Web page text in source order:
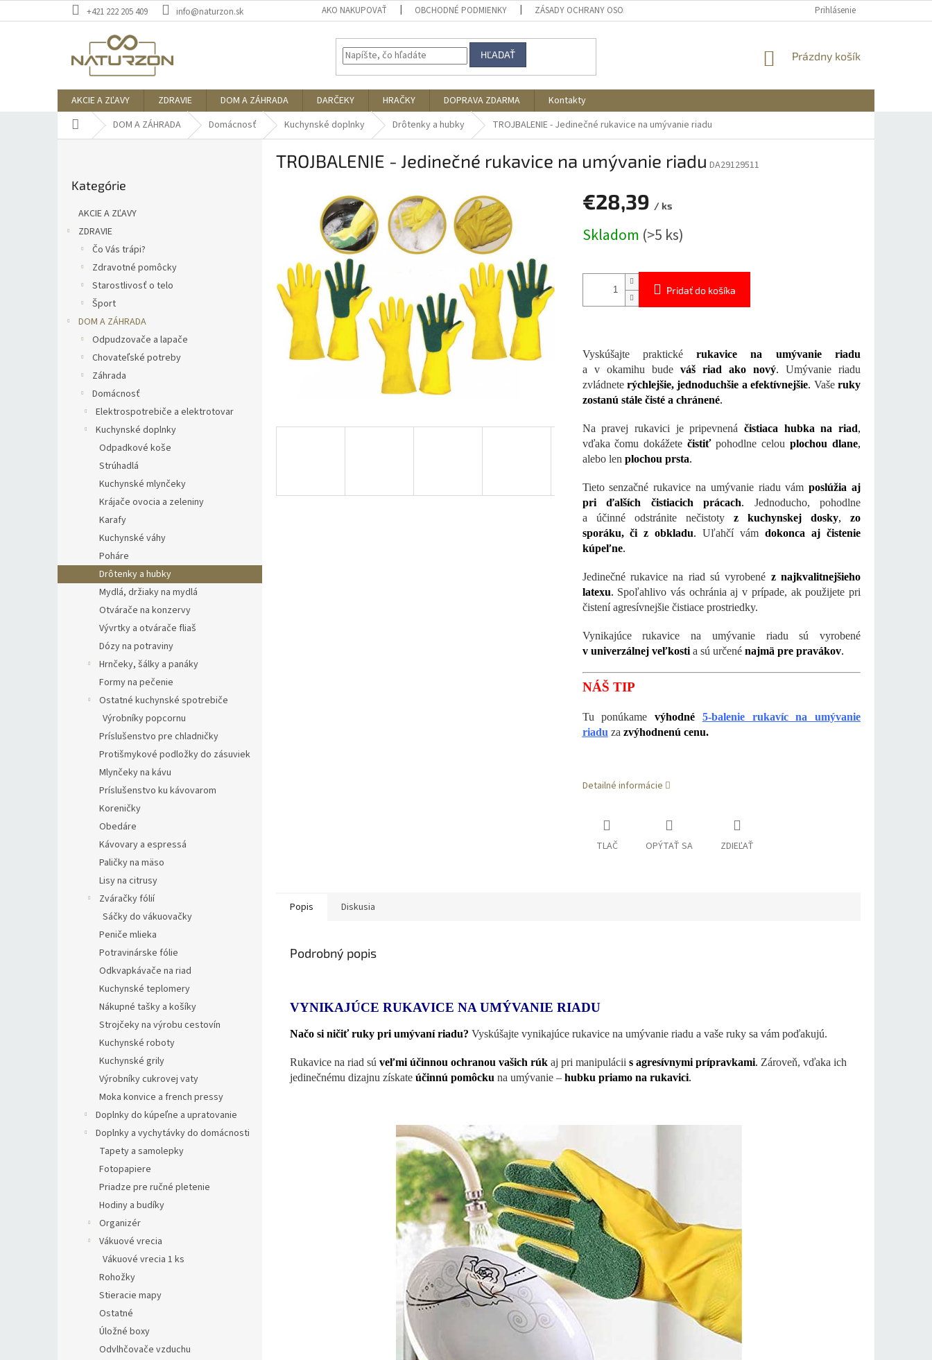
na
+421 222 205 409 info@naturzon.sk AKO NAKUPOVAŤ OBCHODNÉ PODMIENKY ZÁSADY OCHRANY OSOBNÝCH ÚDAJOV REKLAMÁCIA A VRÁTENIE
Prihlásenie
HĽADAŤ
NÁKUPNÝ
Prázdny košík
AKCIE A ZĽAVY ZDRAVIE DOM A ZÁHRADA DARČEKY HRAČKY DOPRAVA ZDARMA
Kontakty
DomovDOM A ZÁHRADA Domácnosť Kuchynské doplnky Drôtenky a hubky TROJBALENIE - Jedinečné rukavice na umývanie riadu
kategórie
Kategórie
AKCIE A ZĽAVY
ZDRAVIE
Čo Vás trápi?
Zdravotné pomôcky
Starostlivosť o telo
Šport
DOM A ZÁHRADA
Odpudzovače a lapače
Chovateľské potreby
Záhrada
Domácnosť
Elektrospotrebiče a elektrotovar
Kuchynské doplnky
Odpadkové koše
Strúhadlá
Kuchynské mlynčeky
Krájače ovocia a zeleniny
Karafy
Kuchynské váhy
Poháre
Drôtenky a hubky
Mydlá, držiaky na mydlá
Otvárače na konzervy
Vývrtky a otvárače fliaš
Dózy na potraviny
Hrnčeky, šálky a panáky
Formy na pečenie
Ostatné kuchynské spotrebiče
Výrobníky popcornu
Príslušenstvo pre chladničky
Protišmykové podložky do zásuviek
Mlynčeky na kávu
Príslušenstvo ku kávovarom
Koreničky
Obedáre
Kávovary a espressá
Paličky na mäso
Lisy na citrusy
Zváračky fólií
Sáčky do vákuovačky
Peniče mlieka
Potravinárske fólie
Odkvapkávače na riad
Kuchynské teplomery
Nákupné tašky a košíky
Strojčeky na výrobu cestovín
Kuchynské roboty
Kuchynské grily
Výrobníky cukrovej vaty
Moka konvice a french pressy
Doplnky do kúpeľne a upratovanie
Doplnky a vychytávky do domácnosti
Tapety a samolepky
Fotopapiere
Priadze pre ručné pletenie
Hodiny a budíky
Organizér
Vákuové vrecia
Vákuové vrecia 1 ks
Rohožky
Stieracie mapy
Ostatné
Úložné boxy
Odvlhčovače vzduchu
TROJBALENIE - Jedinečné rukavice na umývanie riadu DA29129511
€28,39 / ks
cena:
Skladom (>5 ks)
Pridať do košíka
Vyskúšajte praktickérukavice na umývanie riadu
a v okamihu bude váš riad ako nový. Umývanie riadu
zvládnete rýchlejšie, jednoduchšie a efektívnejšie. Vašeruky
zostanú stále čisté a chránené.
Na pravej rukavici je pripevnená čistiaca hubka na riad,
vďaka čomu dokážetečistiť pohodlne celouplochou dlane,
alebo len plochou prsta.
Tieto senzačné rukavice na umývanie riadu vámposlúžia aj
pri ďalších čistiacich prácach. Jednoducho, pohodlne
a účinné odstránite nečistoty z kuchynskej dosky,zo
sporáku, či z obkladu. Uľahčí vámdokonca aj čistenie
kúpeľne.
Jedinečné rukavice na riad sú vyrobené z najkvalitnejšieho
latexu. Spoľahlivo vás ochránia aj v prípade, ak použijete pri
čistení agresívnejšie čistiace prostriedky.
Vynikajúce rukavice na umývanie riadu sú vyrobené
v univerzálnej veľkosti a sú určené najmä pre pravákov.
NÁŠ TIP
Tu ponúkame výhodné
5-balenie rukavíc na umývanie
riaduza zvýhodnenú cenu.
Detailné informácie
TLAČ OPÝTAŤ SA ZDIEĽAŤ
Popis Diskusia
Podrobný popis
VYNIKAJÚCE RUKAVICE NA UMÝVANIE RIADU
Načo si ničiť ruky pri umývaní riadu? Vyskúšajte vynikajúce rukavice na umývanie riadu a vaše ruky sa vám poďakujú.
Rukavice na riad sú veľmi účinnou ochranou vašich rúk aj pri manipulácii s agresívnymi prípravkami. Zároveň, vďaka ich
jedinečnému dizajnu získate účinnú pomôcku na umývanie – hubku priamo na rukavici.